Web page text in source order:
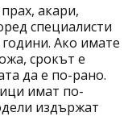
акари,
специалисти
Ако имате
срокът е
да е по-рано.
имат по-
издържат